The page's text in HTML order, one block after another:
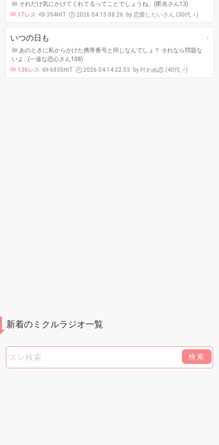
それだけ気にかけてくれてるってことでしょうね。(匿名さん13)
17レス
394HIT 2026.04.15 08:26 恋愛したいさん (30代 ♀)
いつの日も
あのときに私からかけた携帯番号と同じなんでしょ？ それなら問題な
いよ…(一途な恋心さん108)
136レス
6835HIT 2026.04.14 22:53 叶わぬ恋 (40代 ♂)
新着のミクルラジオ一覧
検索